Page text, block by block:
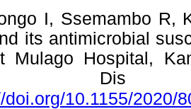
I, Ssemambo R,
its antimicrobial
Mulago Hospital,
Dis
doi.org/10.1155/2020/